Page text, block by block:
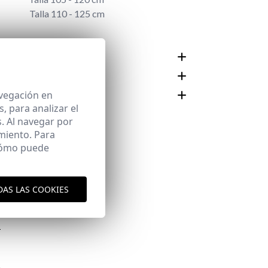
Talla 110 - 125 cm
en
para analizar el
Al navegar por
Para
puede
LAS COOKIES